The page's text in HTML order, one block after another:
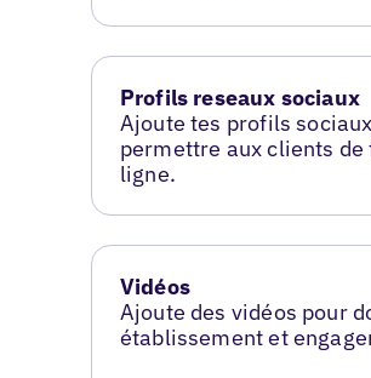
Profils reseaux sociaux
Ajoute tes profils
permettre aux clients de
ligne.
Vidéos
Ajoute des vidéos pour
établissement et